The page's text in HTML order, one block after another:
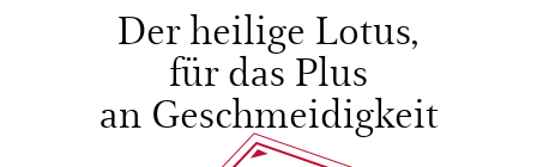
Der heilige Lotus,
für das Plus
an Geschmeidigkeit